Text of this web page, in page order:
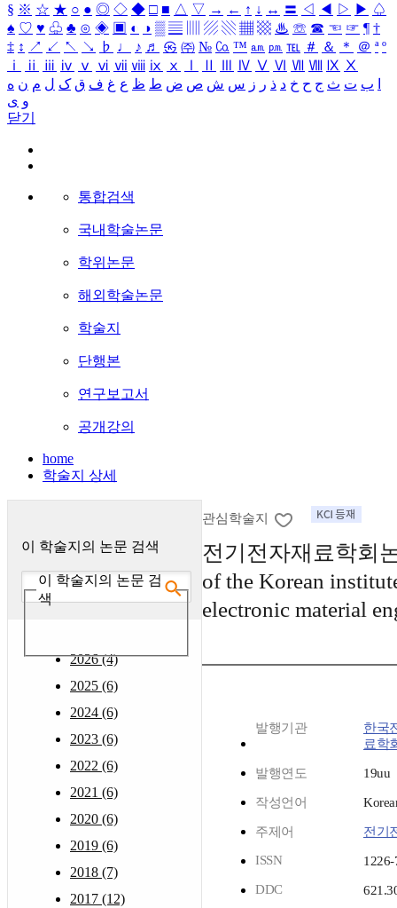
§ ※ ☆ ★ ○ ● ◎ ◇ ◆ □ ■ △ ▽ → ← ↑ ↓ ↔ 〓 ◁ ◀ ▷ ▶ ♤
♠ ♡ ♥ ♧ ♣ ⊙ ◈ ▣ ◐ ◑ ▒ ▤ ▨ ▧ ▦ ▩ ♨ ☏ ☎ ☜ ☞ ¶ †
‡ ↕ ↗ ↙ ↖ ↘ ♭ ♩ ♪ ♬ ㉿ ㈜ № ㏇ ™ ㏂ ㏘ ℡ ＃ ＆ ＊ ＠ ª º
ⅰ
ⅱ ⅲ ⅳ ⅴ ⅵ ⅶ ⅷ ⅸ ⅹ Ⅳ Ⅴ Ⅵ Ⅶ Ⅷ Ⅸ Ⅹ
ب ت ث ج ح خ د ذ ر ز س ش ص ض ط ظ ع غ ف ق ک ل م ن ه
و ی
닫기
통합검색
국내학술논문
학위논문
해외학술논문
학술지
단행본
연구보고서
공개강의
home
학술지 상세
이 학술지의 논문 검색
이 학술지의 논문 검
색
2026 (4)
2025 (6)
2024 (6)
2023 (6)
2022 (6)
2021 (6)
2020 (6)
2019 (6)
2018 (7)
2017 (12)
관심학술지
전기전자재료학회
of the Korean
electronic material
발행기관
한국
료학
발행연도 19uu
작성언어
주제어
전기
ISSN
1226-
DDC